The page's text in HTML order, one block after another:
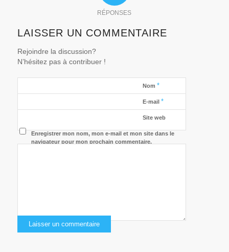
RÉPONSES
LAISSER UN COMMENTAIRE
Rejoindre la discussion?
N’hésitez pas à contribuer !
Nom *
E-mail *
Site web
Enregistrer mon nom, mon e-mail et mon site dans le
navigateur pour mon prochain commentaire.